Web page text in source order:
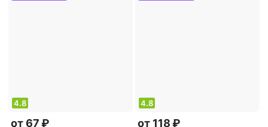
4.8
от 67 ₽
4.8
от 118 ₽